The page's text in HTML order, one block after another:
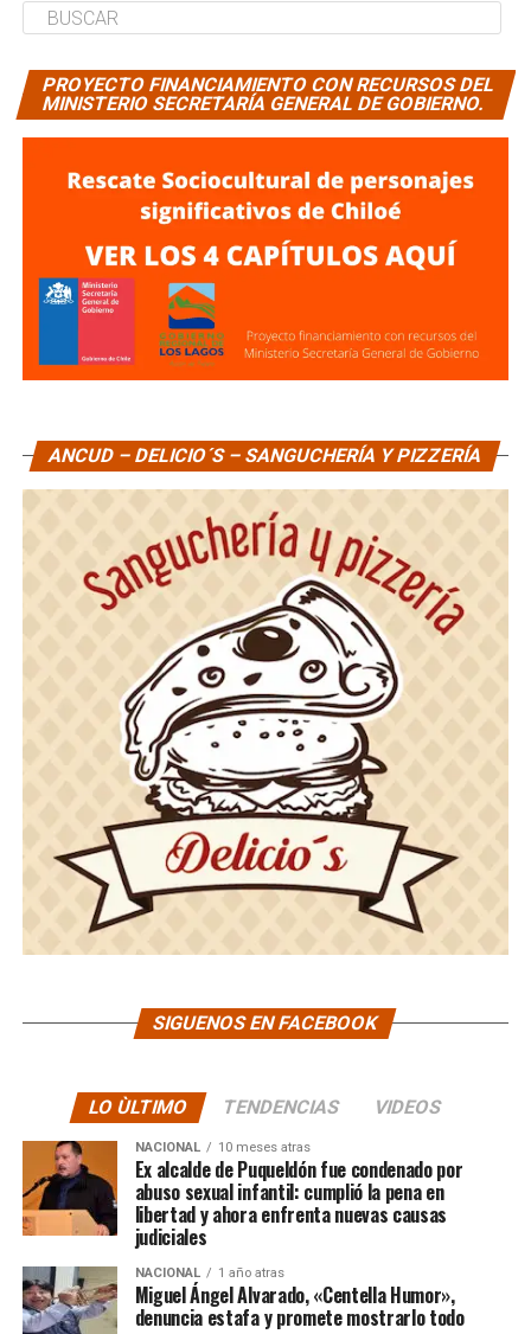
PROYECTO FINANCIAMIENTO CON RECURSOS DEL
MINISTERIO SECRETARÍA GENERAL DE GOBIERNO.
ANCUD – DELICIO´S – SANGUCHERÍA Y PIZZERÍA
SIGUENOS EN FACEBOOK
LO ÙLTIMO TENDENCIAS VIDEOS
NACIONAL 10 meses atras
Ex alcalde de Puqueldón fue condenado por
abuso sexual infantil: cumplió la pena en
libertad y ahora enfrenta nuevas causas
judiciales
NACIONAL 1 año atras
Miguel Ángel Alvarado, «Centella Humor»,
denuncia estafa y promete mostrarlo todo